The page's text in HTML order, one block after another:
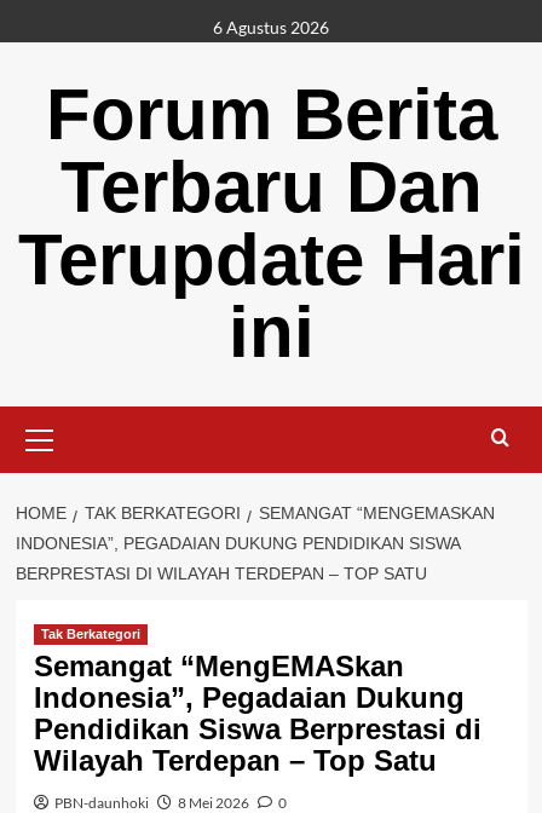
to
6 Agustus 2026
Forum Berita
Terbaru Dan
Terupdate Hari
ini
Menu
HOME TAK BERKATEGORI
SEMANGAT “MENGEMASKAN
INDONESIA”, PEGADAIAN DUKUNG PENDIDIKAN SISWA
BERPRESTASI DI WILAYAH TERDEPAN – TOP SATU
Tak Berkategori
Semangat “MengEMASkan
Indonesia”, Pegadaian Dukung
Pendidikan Siswa Berprestasi di
Wilayah Terdepan – Top Satu
PBN-daunhoki 8 Mei 2026 0